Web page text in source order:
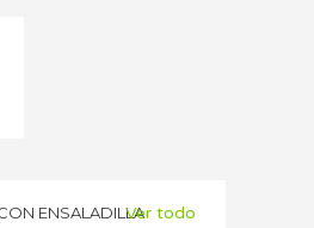
ENSALADILLAVer todo